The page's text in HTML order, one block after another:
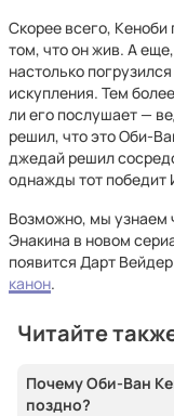
Скорее всего, Кеноби
том, что он жив. А
настолько
искупления. Тем
ли его послушает —
решил, что это Оби-
джедай решил
однажды тот победит
Возможно, мы узнаем
Энакина в новом
появится Дарт
канон.
Читайте
Почему Оби-Ван
поздно?